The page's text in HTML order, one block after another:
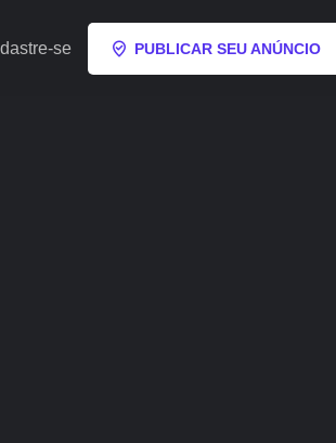
se PUBLICAR SEU ANÚNCIO